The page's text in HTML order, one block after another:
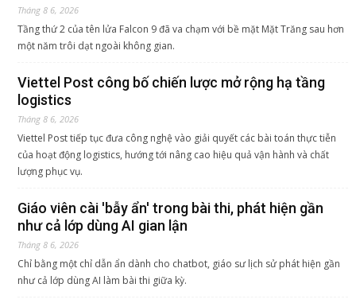
Tháng 8 6, 2026
Tầng thứ 2 của tên lửa Falcon 9 đã va chạm với bề mặt Mặt Trăng sau hơn
một năm trôi dạt ngoài không gian.
Viettel Post công bố chiến lược mở rộng hạ tầng
logistics
Tháng 8 6, 2026
Viettel Post tiếp tục đưa công nghệ vào giải quyết các bài toán thực tiễn
của hoạt động logistics, hướng tới nâng cao hiệu quả vận hành và chất
lượng phục vụ.
Giáo viên cài 'bẫy ẩn' trong bài thi, phát hiện gần
như cả lớp dùng AI gian lận
Tháng 8 6, 2026
Chỉ bằng một chỉ dẫn ẩn dành cho chatbot, giáo sư lịch sử phát hiện gần
như cả lớp dùng AI làm bài thi giữa kỳ.